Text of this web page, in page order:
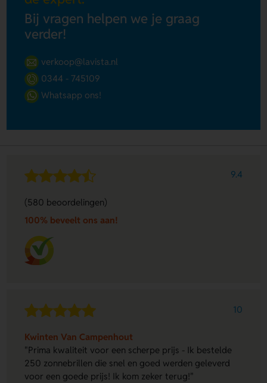
Bij vragen helpen we je graag
verder!
verkoop@lavista.nl
0344 - 745109
Whatsapp ons!
9.4
(580 beoordelingen)
100% beveelt ons aan!
10
Kwinten Van Campenhout
"Prima kwaliteit voor een scherpe prijs - Ik bestelde
250 zonnebrillen die snel en goed werden geleverd
voor een goede prijs! Ik kom zeker terug!"